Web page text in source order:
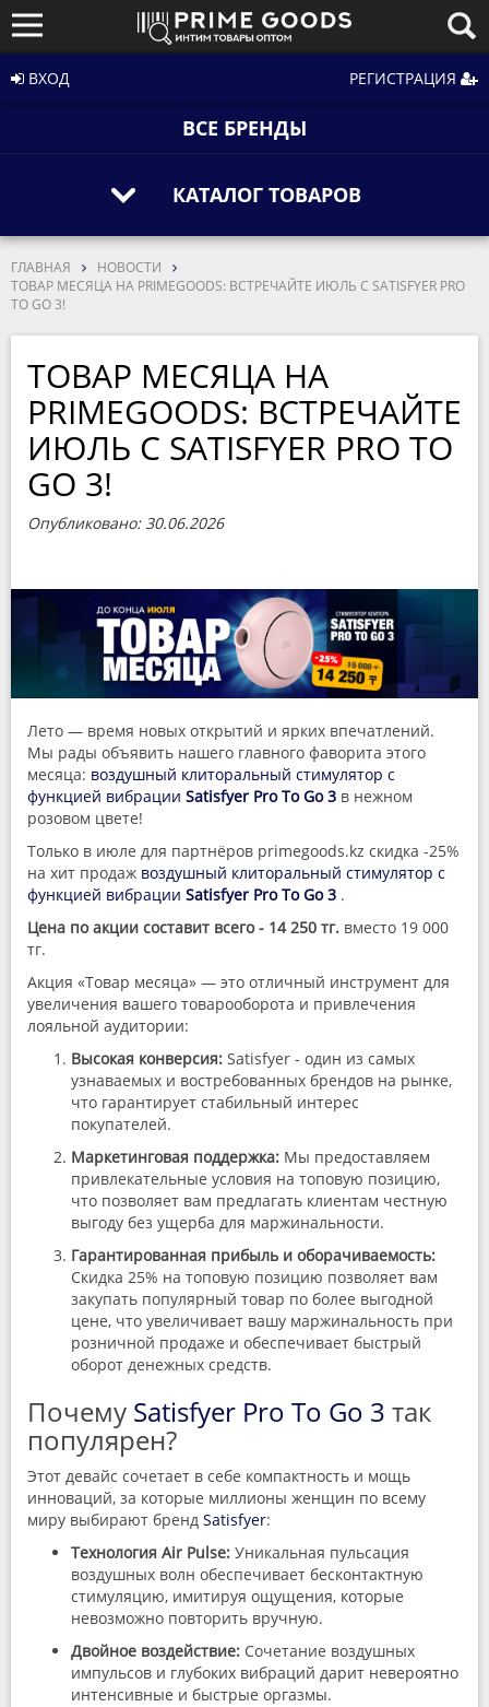
ВХОД РЕГИСТРАЦИЯ
ВСЕ БРЕНДЫ
КАТАЛОГ ТОВАРОВ
ГЛАВНАЯ
НОВОСТИ
ТОВАР МЕСЯЦА НА PRIMEGOODS: ВСТРЕЧАЙТЕ ИЮЛЬ С SATISFYER PRO
TO GO 3!
ТОВАР МЕСЯЦА НА
PRIMEGOODS: ВСТРЕЧАЙТЕ
ИЮЛЬ С SATISFYER PRO TO
GO 3!
Опубликовано: 30.06.2026
Лето — время новых открытий и ярких впечатлений.
Мы рады объявить нашего главного фаворита этого
месяца: воздушный клиторальный стимулятор с
функцией вибрации Satisfyer Pro To Go 3 в нежном
розовом цвете!
Только в июле для партнёров primegoods.kz скидка -25%
на хит продаж воздушный клиторальный стимулятор с
функцией вибрации Satisfyer Pro To Go 3 .
Цена по акции составит всего - 14 250 тг. вместо 19 000
тг.
Акция «Товар месяца» — это отличный инструмент для
увеличения вашего товарооборота и привлечения
лояльной аудитории:
Высокая конверсия: Satisfyer - один из самых
узнаваемых и востребованных брендов на рынке,
что гарантирует стабильный интерес
покупателей.
Маркетинговая поддержка: Мы предоставляем
привлекательные условия на топовую позицию,
что позволяет вам предлагать клиентам честную
выгоду без ущерба для маржинальности.
Гарантированная прибыль и оборачиваемость:
Скидка 25% на топовую позицию позволяет вам
закупать популярный товар по более выгодной
цене, что увеличивает вашу маржинальность при
розничной продаже и обеспечивает быстрый
оборот денежных средств.
Почему Satisfyer Pro To Go 3 так
популярен?
Этот девайс сочетает в себе компактность и мощь
инноваций, за которые миллионы женщин по всему
миру выбирают бренд Satisfyer:
Технология Air Pulse: Уникальная пульсация
воздушных волн обеспечивает бесконтактную
стимуляцию, имитируя ощущения, которые
невозможно повторить вручную.
Двойное воздействие: Сочетание воздушных
импульсов и глубоких вибраций дарит невероятно
интенсивные и быстрые оргазмы.